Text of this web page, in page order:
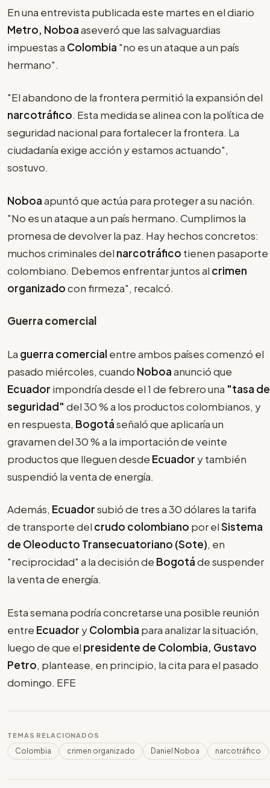
En una entrevista publicada este martes en el diario
Metro, Noboaaseveró que las salvaguardias
impuestas a Colombia "no es un ataque a un país
hermano".
"El abandono de la frontera permitió la expansión del
narcotráfico. Esta medida se alinea con la política de
seguridad nacional para fortalecer la frontera. La
ciudadanía exige acción y estamos actuando",
sostuvo.
Noboaapuntó que actúa para proteger a su nación.
"No es un ataque a un país hermano. Cumplimos la
promesa de devolver la paz. Hay hechos concretos:
muchos criminales del narcotráfico tienen pasaporte
colombiano. Debemos enfrentar juntos al crimen
organizadocon firmeza", recalcó.
Guerra comercial
La guerra comercial entre ambos países comenzó el
pasado miércoles, cuando Noboaanunció que
Ecuador impondría desde el 1 de febrero una "tasa de
seguridad" del 30 % a los productos colombianos, y
en respuesta, Bogotáseñaló que aplicaría un
gravamen del 30 % a la importación de veinte
productos que lleguen desde Ecuador y también
suspendió la venta de energía.
Además, Ecuadorsubió de tres a 30 dólares la tarifa
de transporte del crudo colombiano por elSistema
de Oleoducto Transecuatoriano (Sote), en
"reciprocidad" a la decisión de Bogotáde suspender
la venta de energía.
Esta semana podría concretarse una posible reunión
entre Ecuador yColombia para analizar la situación,
luego de que el presidente de Colombia, Gustavo
Petro, plantease, en principio, la cita para el pasado
domingo. EFE
TEMAS RELACIONADOS
Colombia crimen organizado Daniel Noboa narcotráfico